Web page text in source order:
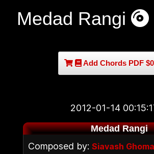
Medad Rangi
Add Chords PDF
2012-01-14
Medad Rangi
Composed by: Siavash